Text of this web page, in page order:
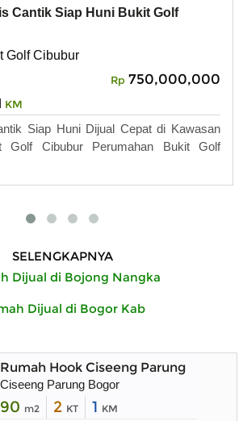
Cantik Siap Huni Bukit Golf
Golf Cibubur
Rp 750,000,000
KM
Siap Huni Dijual Cepat di Kawasan
Golf Cibubur Perumahan Bukit Golf
SELENGKAPNYA
Dijual di Bojong Nangka
Dijual di Bogor Kab
Rumah Hook Ciseeng Parung
Ciseeng Parung Bogor
90 m2 2 KT 1 KM